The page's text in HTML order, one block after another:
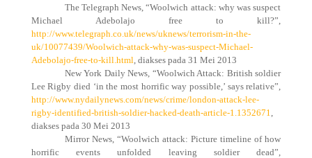
The Telegraph News, “Woolwich attack: why was suspect
Michael Adebolajo free to kill?”,
http://www.telegraph.co.uk/news/uknews/terrorism-in-the-
uk/10077439/Woolwich-attack-why-was-suspect-Michael-
Adebolajo-free-to-kill.html , diakses pada 31 Mei 2013
New York Daily News, “Woolwich Attack: British soldier
Lee Rigby died ‘in the most horrific way possible,’ says relative”,
http://www.nydailynews.com/news/crime/london-attack-lee-
rigby-identified-british-soldier-hacked-death-article-1.1352671
diakses pada 30 Mei 2013
Mirror News, “Woolwich attack: Picture timeline of how
horrific events unfolded leaving soldier dead”,